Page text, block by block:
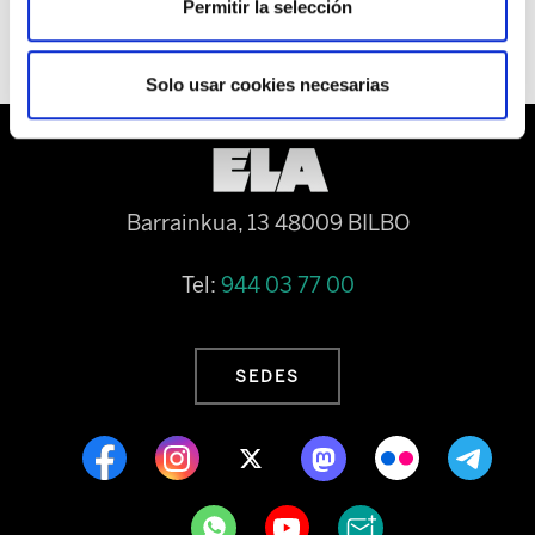
Permitir la selección
Solo usar cookies necesarias
Barrainkua, 13 48009 BILBO
Tel: 944 03 77 00
SEDES